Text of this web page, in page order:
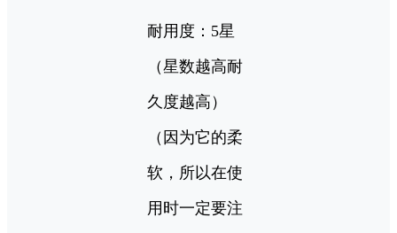
耐用度：5星
（星数越高耐
久度越高）
（因为它的柔
软，所以在使
用时一定要注